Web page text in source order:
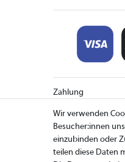
Zahlung
Rücksendung
Wir verwenden
Besucher:innen
einzubinden oder
teilen diese Daten